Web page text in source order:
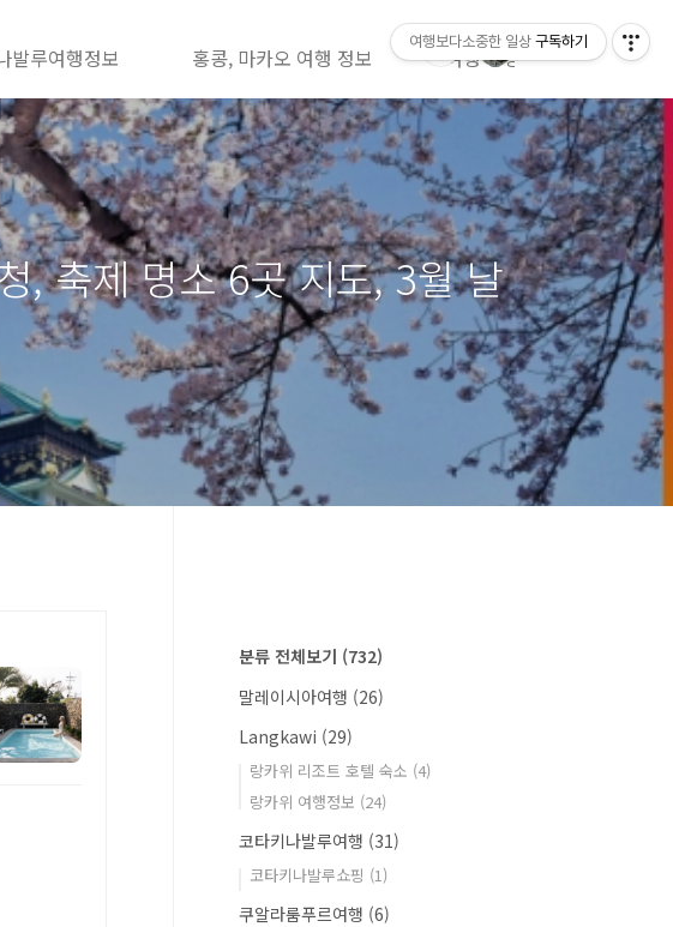
발루여행정보 홍콩, 마카오 여행 정보 여행 영상정보( 유투브)
, 축제 명소 6곳 지도, 3월 날
분류 전체보기 (732)
말레이시아여행 (26)
Langkawi (29)
랑카위 리조트 호텔 숙소 (4)
랑카위 여행정보 (24)
코타키나발루여행 (31)
코타키나발루쇼핑 (1)
쿠알라룸푸르여행 (6)
여행보다소중한 일상 구독하기